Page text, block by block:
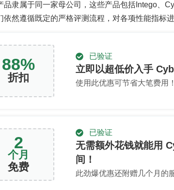
品隶属于同一家母公司，这些产品包括Intego、
依然遵循既定的严格评测流程，对各项性能指标
88%
折扣
已验证
立即以超低价入手
使用此优惠可节省大笔费用！
2
个月
免费
已验证
无需额外花钱就能用
间！
此劲爆优惠还附赠几个月的